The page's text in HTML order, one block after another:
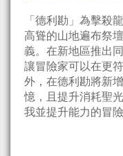
「德利勘」為擊殺
高聳的山地遍布祭
義。在新地區推出
讓冒險家可以在更
外，在德利勘將新
憶，且提升消耗聖
我並提升能力的冒